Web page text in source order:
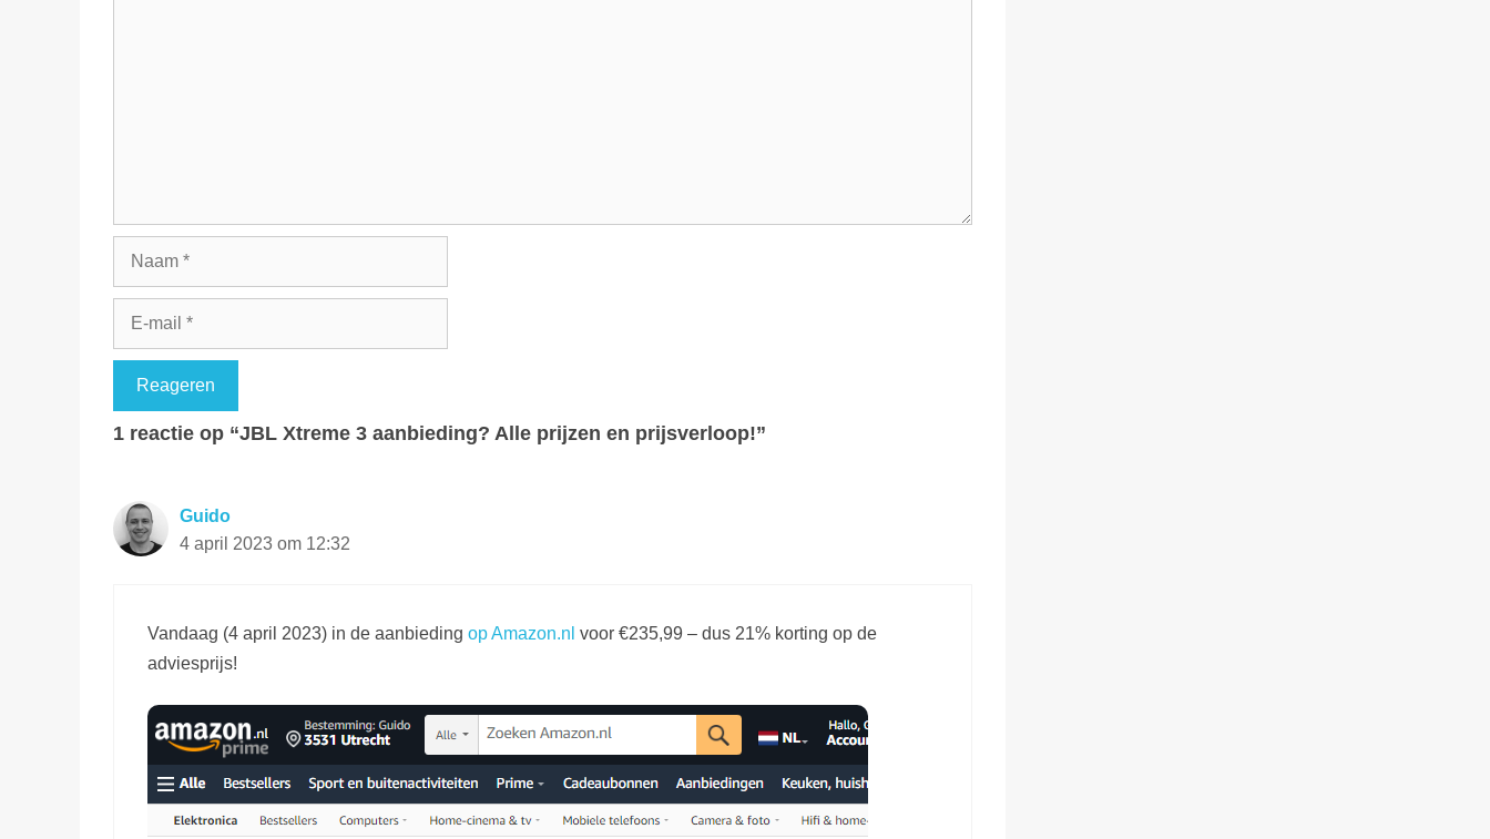
Naam
1 reactie op “JBL Xtreme 3 aanbieding? Alle prijzen en prijsverloop!”
Guido
4 april 2023 om 12:32
Vandaag (4 april 2023) in de aanbieding op Amazon.nl voor €235,99 – dus 21% korting op de
adviesprijs!